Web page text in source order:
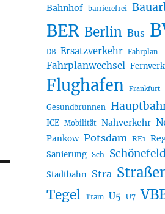
Bahnhof barrierefrei
BER Berlin Bus
DB Ersatzverkehr Fahrplan
Fahrplanwechsel
Flughafen Frankfurt
Gesundbrunnen
ICE Mobilität Nahverkehr
Pankow Potsdam RE1
Sanierung Sch Schönefeld
Stadtbahn Stra
Tegel Tram U5 U7